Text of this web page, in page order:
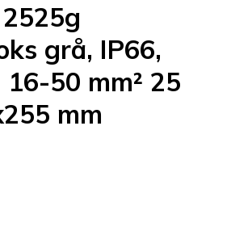
grå, IP66,
50 mm² 25
mm